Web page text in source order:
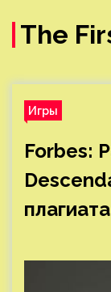
The
Игры
Forbes: